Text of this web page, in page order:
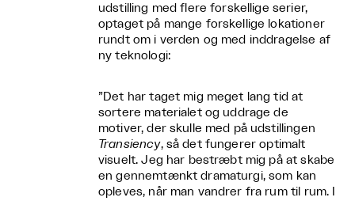
udstilling med flere forskellige serier,
optaget på mange forskellige lokationer
rundt om i verden og med inddragelse af
ny teknologi:
”Det har taget mig meget lang tid at
sortere materialet og uddrage de
motiver, der skulle med på udstillingen
Transiency, så det fungerer optimalt
visuelt. Jeg har bestræbt mig på at skabe
en gennemtænkt dramaturgi, som kan
opleves, når man vandrer fra rum til rum. I